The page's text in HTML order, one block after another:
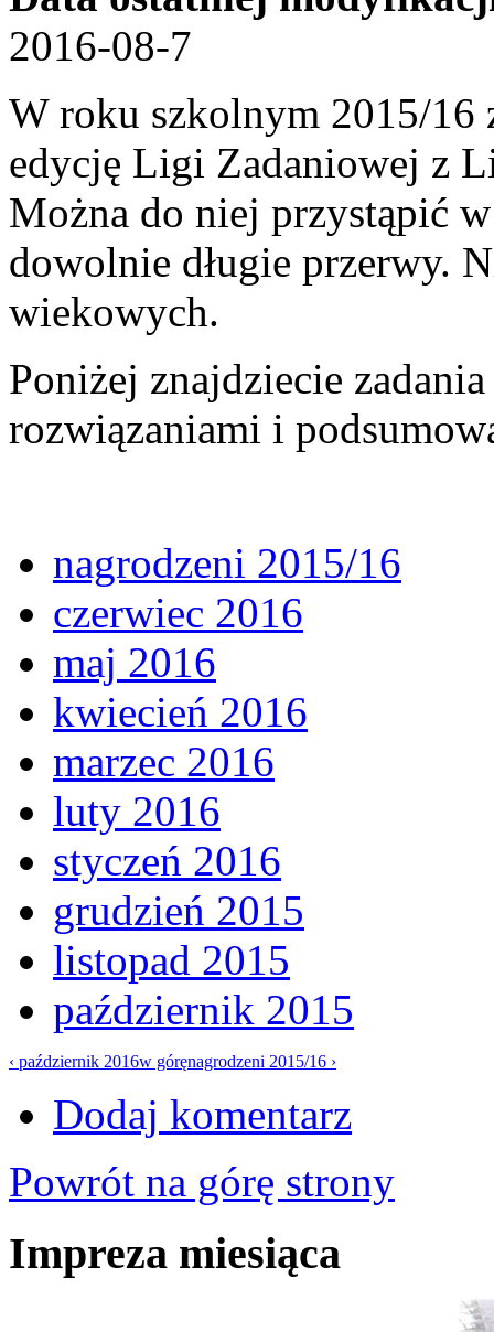
2016-08-7
W roku szkolnym 2015/16
edycję Ligi Zadaniowej z
Można do niej przystąpić
dowolnie długie przerwy.
wiekowych.
Poniżej znajdziecie
rozwiązaniami i
nagrodzeni 2015/16
czerwiec 2016
maj 2016
kwiecień 2016
marzec 2016
luty 2016
styczeń 2016
grudzień 2015
listopad 2015
październik 2015
‹ październik 2016w góręnagrodzeni 2015/16 ›
Dodaj komentarz
Powrót na górę strony
Impreza miesiąca